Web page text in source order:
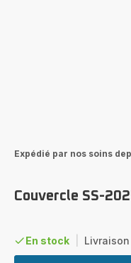
Expédié par nos soins
Couvercle SS-
En stock